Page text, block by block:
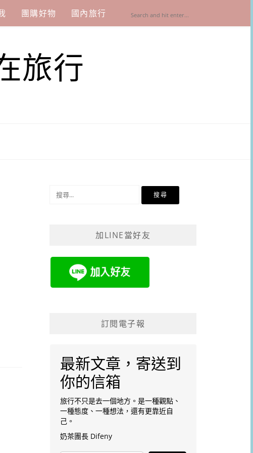
團購好物 國內旅行
旅行
加LINE當好友
訂閱電子報
最新文章，寄送到
你的信箱
旅行不只是去一個地方。是一種觀點、
一種態度、一種想法，還有更靠近自
己。
奶茶團長 Difeny